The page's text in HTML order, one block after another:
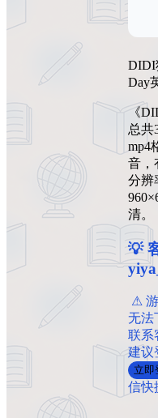
DIDI
Day
《
总共
mp4
音，
分辨
清。
💡
️⚠
无法
联系
建议
立即
信快